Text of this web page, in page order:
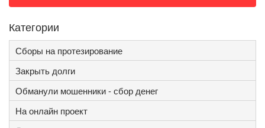
Категории
Сборы на протезирование
Закрыть долги
Обманули мошенники - сбор денег
На онлайн проект